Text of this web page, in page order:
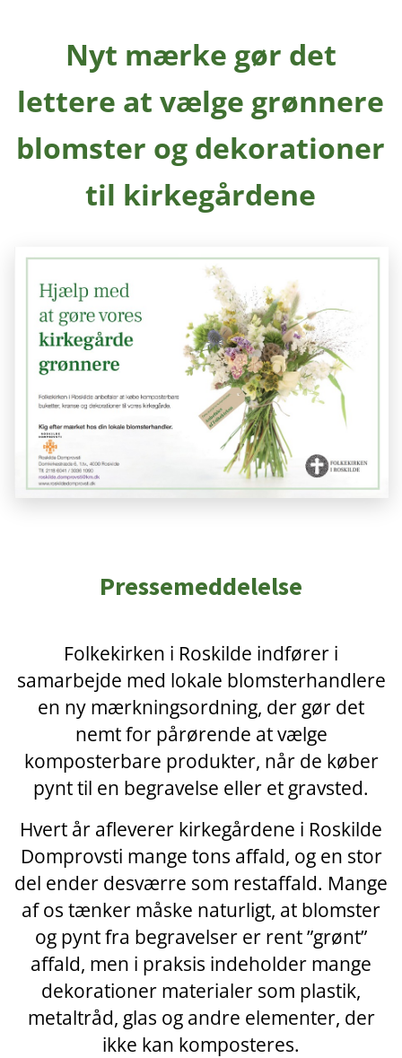
Nyt mærke gør det
lettere at vælge grønnere
blomster og dekorationer
til kirkegårdene
Pressemeddelelse
Folkekirken i Roskilde indfører i
samarbejde med lokale blomsterhandlere
en ny mærkningsordning, der gør det
nemt for pårørende at vælge
komposterbare produkter, når de køber
pynt til en begravelse eller et gravsted.
Hvert år afleverer kirkegårdene i Roskilde
Domprovsti mange tons affald, og en stor
del ender desværre som restaffald. Mange
af os tænker måske naturligt, at blomster
og pynt fra begravelser er rent ”grønt”
affald, men i praksis indeholder mange
dekorationer materialer som plastik,
metaltråd, glas og andre elementer, der
ikke kan komposteres.